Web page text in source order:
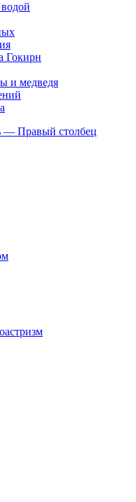
Гокирн
и медведя
— Правый столбец